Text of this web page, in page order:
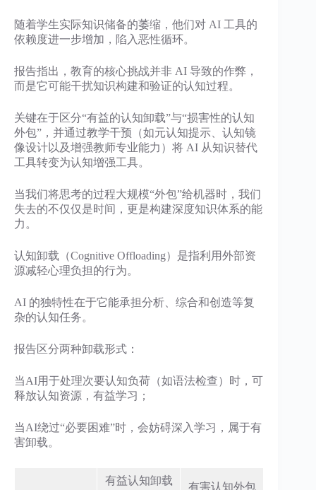
随着学生实际知识储备的萎缩，他们对 AI 工具的
依赖度进一步增加，陷入恶性循环。
报告指出，教育的核心挑战并非 AI 导致的作弊，
而是它可能干扰知识构建和验证的认知过程。
关键在于区分“有益的认知卸载”与“损害性的认知
外包”，并通过教学干预（如元认知提示、认知镜
像设计以及增强教师专业能力）将 AI 从知识替代
工具转变为认知增强工具。
当我们将思考的过程大规模“外包”给机器时，我们
失去的不仅仅是时间，更是构建深度知识体系的能
力。
认知卸载（Cognitive Offloading）是指利用外部资
源减轻心理负担的行为。
AI 的独特性在于它能承担分析、综合和创造等复
杂的认知任务。
报告区分两种卸载形式：
当AI用于处理次要认知负荷（如语法检查）时，可
释放认知资源，有益学习；
当AI绕过“必要困难”时，会妨碍深入学习，属于有
害卸载。
有益认知卸载
有害认知外包